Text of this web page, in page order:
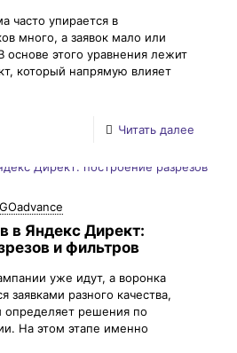
часто упирается в
много, а заявок мало или
этого уравнения лежит
который напрямую влияет
Читать далее
в Яндекс Директ:
и фильтров
уже идут, а воронка
заявками разного качества,
определяет решения по
На этом этапе именно